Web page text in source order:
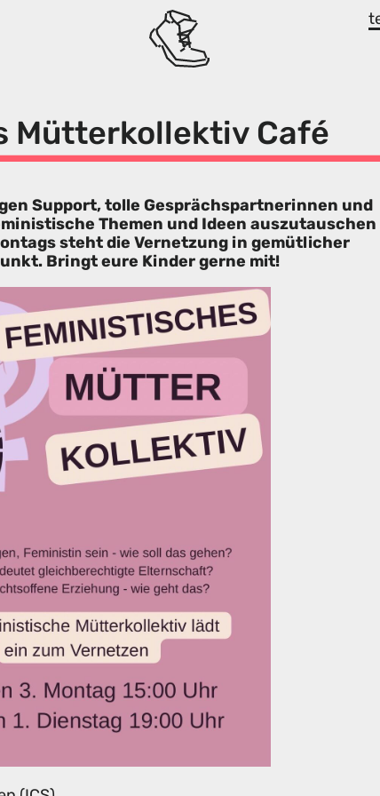
Mütterkollektiv Café
Support, tolle Gesprächspartnerinnen und
Themen und Ideen auszutauschen
steht die Vernetzung in gemütlicher
Bringt eure Kinder gerne mit!